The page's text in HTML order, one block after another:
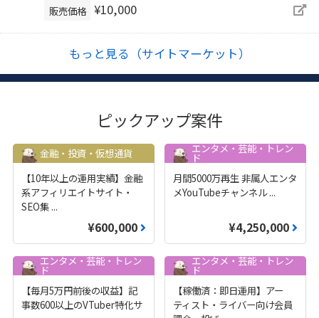
販売価格 ¥10,000
もっと見る（サイトマーケット）
ピックアップ案件
金融・投資・仮想通貨
【10年以上の運用実績】金融
系アフィリエイトサイト・
SEO集 ...
¥600,000
エンタメ・芸能・トレン
ド
月間5000万再生 非属人エンタ
メYouTubeチャンネル...
¥4,250,000
エンタメ・芸能・トレン
ド
【毎月5万円前後の収益】記
事数600以上のVTuber特化サ
エンタメ・芸能・トレン
ド
【稼働済：即日運用】アー
ティスト・ライバー向け会員